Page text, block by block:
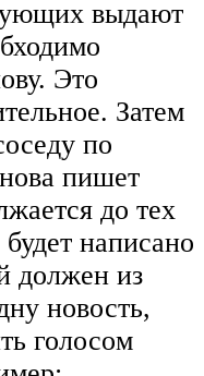
выдают
Это
Затем
по
пишет
до тех
написано
должен из
новость,
голосом